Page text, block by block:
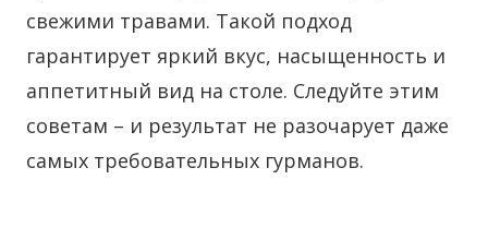
свежими травами. Такой подход
гарантирует яркий вкус, насыщенность и
аппетитный вид на столе. Следуйте этим
советам – и результат не разочарует даже
самых требовательных гурманов.